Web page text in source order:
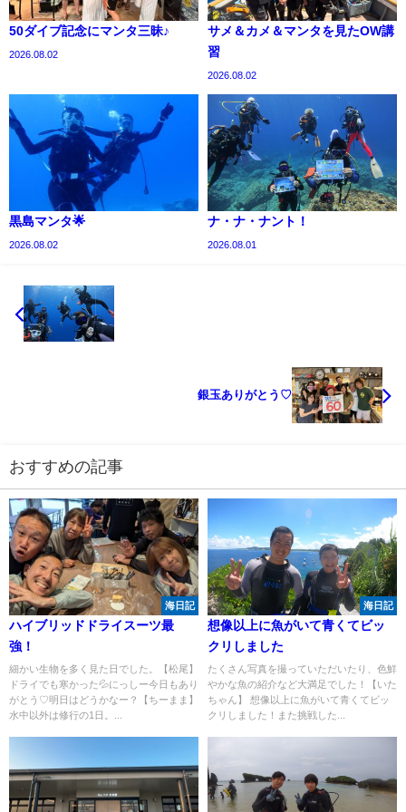
50ダイブ記念にマンタ三昧♪
2026.08.02
サメ＆カメ＆マンタを見たOW講
習
2026.08.02
黒島マンタ🌟
2026.08.02
ナ・ナ・ナント！
2026.08.01
銀玉ありがとう♡
おすすめの記事
海日記
ハイブリッドドライスーツ最
強！
細かい生物を多く見た日でした。【松尾】
ドライでも寒かった💦にっしー今日もあり
がとう♡明日はどうかなー？【ちーまま】
水中以外は修行の1日。...
海日記
想像以上に魚がいて青くてビッ
クリしました
たくさん写真を撮っていただいたり、色鮮
やかな魚の紹介など大満足でした！【いた
ちゃん】 想像以上に魚がいて青くてビッ
クリしました！また挑戦した...